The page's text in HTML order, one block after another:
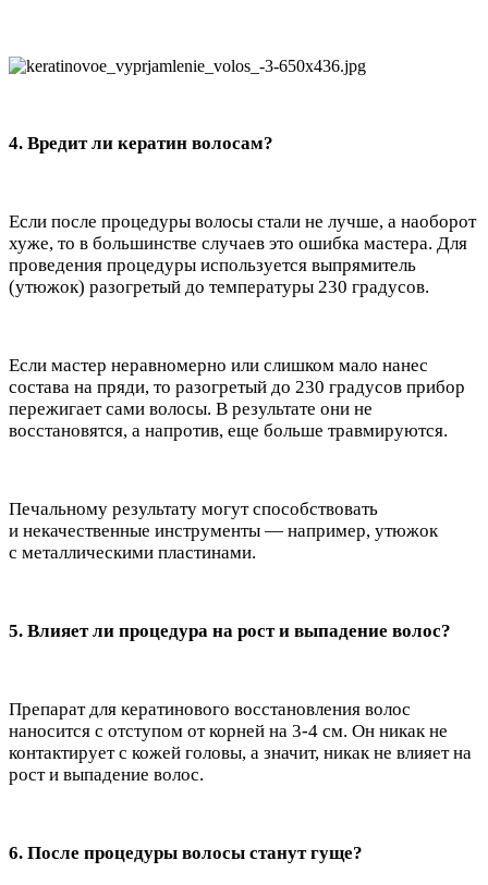
4. Вредит ли кератин волосам?
Если после процедуры волосы стали не лучше, а наоборот
хуже, то в большинстве случаев это ошибка мастера. Для
проведения процедуры используется выпрямитель
(утюжок) разогретый до температуры 230 градусов.
Если мастер неравномерно или слишком мало нанес
состава на пряди, то разогретый до 230 градусов прибор
пережигает сами волосы. В результате они не
восстановятся, а напротив, еще больше травмируются.
Печальному результату могут способствовать
и некачественные инструменты — например, утюжок
с металлическими пластинами.
5. Влияет ли процедура на рост и выпадение волос?
Препарат для кератинового восстановления волос
наносится с отступом от корней на 3-4 см. Он никак не
контактирует с кожей головы, а значит, никак не влияет на
рост и выпадение волос.
6. После процедуры волосы станут гуще?